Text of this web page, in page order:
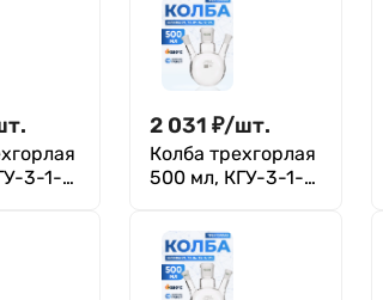
3-1-
2 031 ₽/шт.
Колба трехгорлая
500 мл, КГУ-3-1-